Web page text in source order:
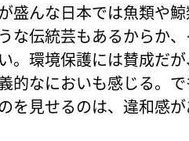
が盛んな日本では魚類や
な伝統芸もあるからか
。環境保護には賛成だ
的なにおいも感じる。
を見せるのは、違和感が